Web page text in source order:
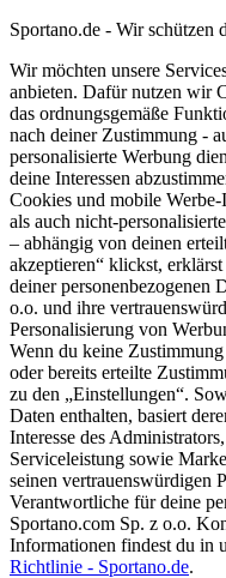
Sportano.de - Wir schützen
Wir möchten unsere
anbieten. Dafür nutzen wir
das ordnungsgemäße
nach deiner Zustimmung -
personalisierte Werbung
deine Interessen
Cookies und mobile
als auch nicht-
– abhängig von deinen
akzeptieren“ klickst,
deiner
o.o. und ihre
Personalisierung von
Wenn du keine
oder bereits erteilte
zu den „Einstellungen“.
Daten enthalten, basiert
Interesse des
Serviceleistung sowie
seinen vertrauenswürdigen
Verantwortliche für deine
Sportano.com Sp. z o.o.
Informationen findest du in
Richtlinie - Sportano.de.